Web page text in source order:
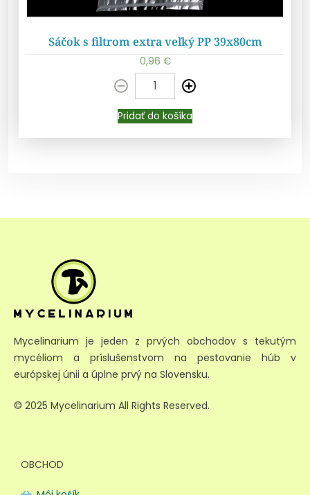
Pridať do košíka
Sáčok s filtrom extra veľký PP 39x80cm
0,96 €
Pridať do košíka
Mycelinarium je jeden z prvých obchodov s tekutým
mycéliom a príslušenstvom na pestovanie húb v
európskej únii a úplne prvý na Slovensku.
© 2025 Mycelinarium All Rights Reserved.
OBCHOD